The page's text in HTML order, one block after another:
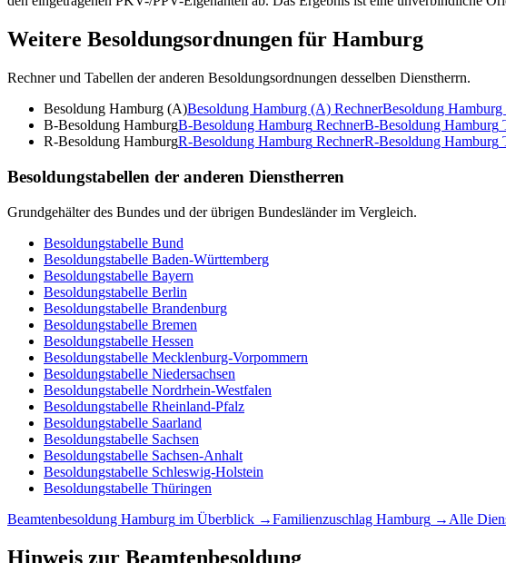
Weitere Besoldungsordnungen für Hamburg
Rechner und Tabellen der anderen Besoldungsordnungen desselben Dienstherrn.
Besoldung Hamburg (A)Besoldung Hamburg (A) RechnerBesoldung
B-Besoldung HamburgB-Besoldung Hamburg RechnerB-Besoldung Hamburg
R-Besoldung HamburgR-Besoldung Hamburg RechnerR-Besoldung Hamburg
Besoldungstabellen der anderen Dienstherren
Grundgehälter des Bundes und der übrigen Bundesländer im Vergleich.
Besoldungstabelle Bund
Besoldungstabelle Baden-Württemberg
Besoldungstabelle Bayern
Besoldungstabelle Berlin
Besoldungstabelle Brandenburg
Besoldungstabelle Bremen
Besoldungstabelle Hessen
Besoldungstabelle Mecklenburg-Vorpommern
Besoldungstabelle Niedersachsen
Besoldungstabelle Nordrhein-Westfalen
Besoldungstabelle Rheinland-Pfalz
Besoldungstabelle Saarland
Besoldungstabelle Sachsen
Besoldungstabelle Sachsen-Anhalt
Besoldungstabelle Schleswig-Holstein
Besoldungstabelle Thüringen
Beamtenbesoldung Hamburg im Überblick →Familienzuschlag Hamburg → Alle
Hinweis zur Beamtenbesoldung